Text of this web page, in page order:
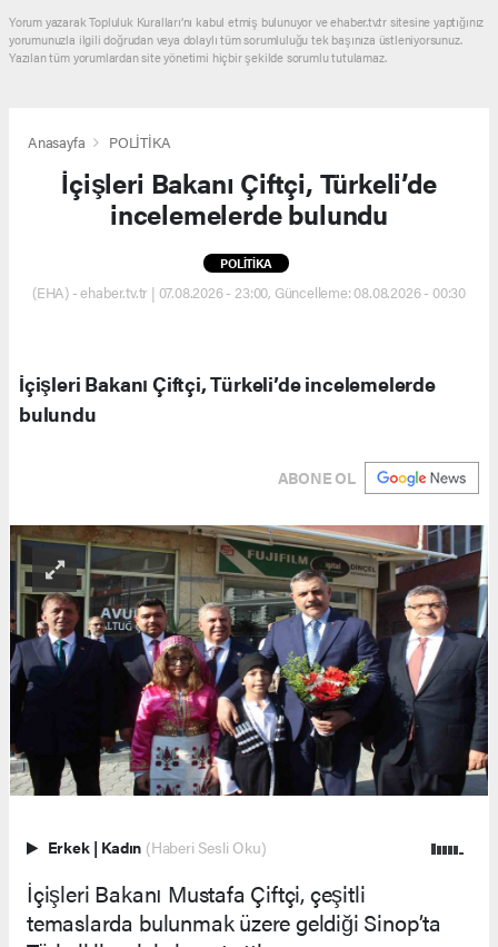
Yorum yazarak Topluluk Kuralları’nı kabul etmiş bulunuyor ve ehaber.tv.tr sitesine yaptığınız
yorumunuzla ilgili doğrudan veya dolaylı tüm sorumluluğu tek başınıza üstleniyorsunuz.
Yazılan tüm yorumlardan site yönetimi hiçbir şekilde sorumlu tutulamaz.
Anasayfa POLİTİKA
İçişleri Bakanı Çiftçi, Türkeli’de
incelemelerde bulundu
POLİTİKA
(EHA) - ehaber.tv.tr | 07.08.2026 - 23:00, Güncelleme: 08.08.2026 - 00:30
İçişleri Bakanı Çiftçi, Türkeli’de incelemelerde
bulundu
ABONE OL
Erkek | Kadın (Haberi Sesli Oku)
İçişleri Bakanı Mustafa Çiftçi, çeşitli
temaslarda bulunmak üzere geldiği Sinop’ta